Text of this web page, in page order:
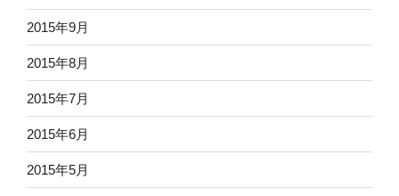
2015年9月
2015年8月
2015年7月
2015年6月
2015年5月